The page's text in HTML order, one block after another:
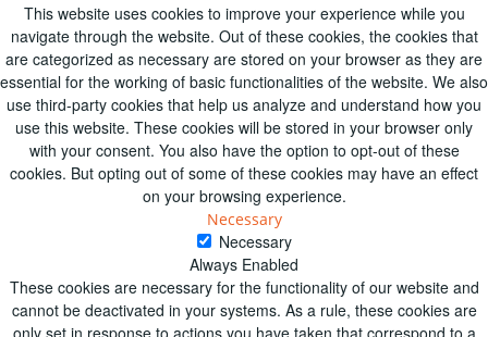
This website uses cookies to improve your experience while you
navigate through the website. Out of these cookies, the cookies that
are categorized as necessary are stored on your browser as they are
essential for the working of basic functionalities of the website. We also
use third-party cookies that help us analyze and understand how you
use this website. These cookies will be stored in your browser only
with your consent. You also have the option to opt-out of these
cookies. But opting out of some of these cookies may have an effect
on your browsing experience.
Necessary
Necessary
Always Enabled
These cookies are necessary for the functionality of our website and
cannot be deactivated in your systems. As a rule, these cookies are
only set in response to actions you have taken that correspond to a